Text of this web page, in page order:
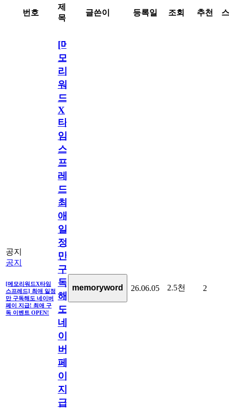
번호
제
목
글쓴이 등록일 조회 추천
공지
공지
[메모리워드X타임
스프레드] 최애 일정
만 구독해도 네이버
페이 지급! 최애 구
독 이벤트 OPEN!
[메
모
리
워
드
X
타
임
스
프
레
드]
최
애
일
정
만
구
독
해
도
네
이
버
페
이
지
급!
memoryword 26.06.05 2.5천 2